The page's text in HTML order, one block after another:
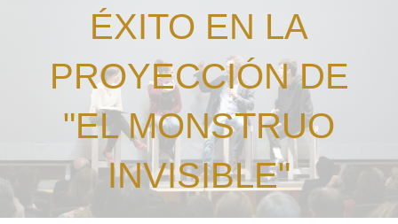
ÉXITO EN LA
PROYECCIÓN DE
"EL MONSTRUO
INVISIBLE"